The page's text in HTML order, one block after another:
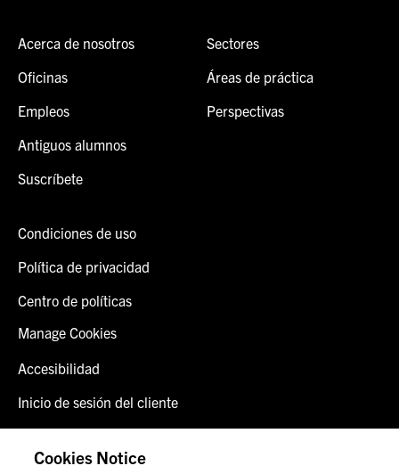
Acerca de nosotros
Oficinas
Empleos
Antiguos alumnos
Suscríbete
Sectores
Áreas de práctica
Perspectivas
Condiciones de uso
Política de privacidad
Centro de políticas
Manage Cookies
Accesibilidad
Inicio de sesión del cliente
Contáctenos
Cookies Notice